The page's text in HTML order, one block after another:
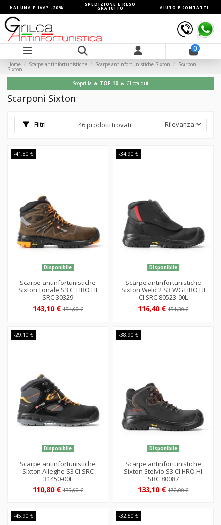
HAI UNA P.IVA? -20%
SPEDIZIONE E RESO
GRATUITO AIUTO E CONTATTI
0
Home Scarpe antinfortunistiche Scarpe antinfortunistiche Sixton Scarponi
Sixton
Scopri la 🔥 TOP 10 🔥 Clicca qui
Scarponi Sixton
Filtri 46 prodotti trovati Rilevanza
-41,80 €
Disponibile
Scarpe antinfortunistiche
Sixton Tonale S3 CI HRO HI
SRC 30329
143,10 €184,90 €
-34,90 €
Disponibile
Scarpe antinfortunistiche
Sixton Weld 2 S3 WG HRO HI
CI SRC 80523-00L
116,40 €151,30 €
-29,10 €
Disponibile
Scarpe antinfortunistiche
Sixton Alleghe S3 CI SRC
31450-00L
110,80 €139,90 €
-38,90 €
Disponibile
Scarpe antinfortunistiche
Sixton Stelvio S3 CI HRO HI
SRC 80087
133,10 €172,00 €
-45,90 € -32,50 €